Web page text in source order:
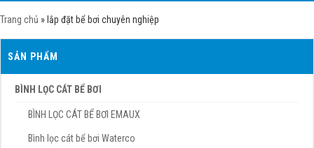
Trang chủ » lắp đặt bể bơi chuyên nghiệp
SẢN PHẨM
BÌNH LỌC CÁT BỂ BƠI
BÌNH LỌC CÁT BỂ BƠI EMAUX
Bình lọc cát bể bơi Waterco